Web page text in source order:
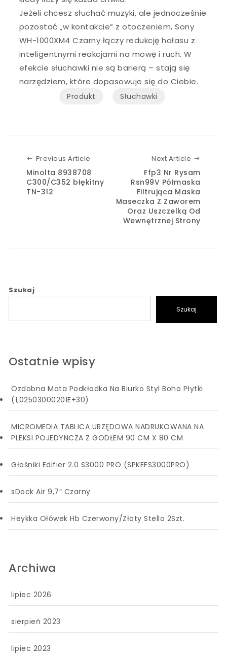
Jeżeli chcesz słuchać muzyki, ale jednocześnie
pozostać „w kontakcie” z otoczeniem, Sony
WH-1000XM4 Czarny łączy redukcję hałasu z
inteligentnymi reakcjami na mowę i ruch. W
efekcie słuchawki nie są barierą – stają się
narzędziem, które dopasowuje się do Ciebie.
Produkt Słuchawki
Previous Article
Minolta 8938708
C300/C352 błękitny
TN-312
Next Article
Ffp3 Nr Rysam
Rsn99V Półmaska
Filtrująca Maska
Maseczka Z Zaworem
Oraz Uszczelką Od
Wewnętrznej Strony
Szukaj
Szukaj
Ostatnie wpisy
Ozdobna Mata Podkładka Na Biurko Styl Boho Płytki
(1,02503000201E+30)
MICROMEDIA TABLICA URZĘDOWA NADRUKOWANA NA
PLEKSI POJEDYNCZA Z GODŁEM 90 CM X 80 CM
Głośniki Edifier 2.0 S3000 PRO (SPKEFS3000PRO)
sDock Air 9,7″ Czarny
Heykka Ołówek Hb Czerwony/Złoty Stello 2Szt.
Archiwa
lipiec 2026
sierpień 2023
lipiec 2023